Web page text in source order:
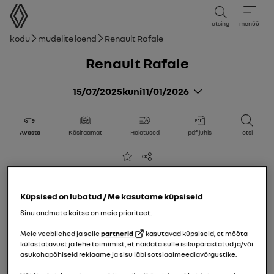
kasutusjuhend
otsing menüü
Leivakruvi
Kodu Mudelite loend Renault Rafale
Renault Rafale
15/07/2025kuni11/01/2026
Avasta Käsiraamat Hoiatused pdf juhis otsi
Lisada lemmikute hulka
Jaga
Küpsised on lubatud / Me kasutame küpsiseid
Sinu andmete kaitse on meie prioriteet.
Meie veebilehed ja sellepartnerid
kasutavad küpsiseid, et mõõta
külastatavust ja lehe toimimist, et näidata sulle isikupärastatud ja/või
asukohapõhiseid reklaame ja sisu läbi sotsiaalmeediavõrgustike.